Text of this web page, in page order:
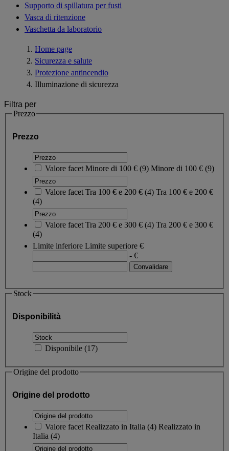
Supporto di spillatura per fusti
Vasca di ritenzione
Vaschetta da laboratorio
Home page
Sicurezza e salute
Protezione antincendio
Illuminazione di sicurezza
Filtra per
Prezzo
Prezzo
Valore facet Minore di 100 € (9) Minore di 100 € (9)
Valore facet Tra 100 € e 200 € (4) Tra 100 € e 200 €
(4)
Valore facet Tra 200 € e 300 € (4) Tra 200 € e 300 €
(4)
Limite inferiore Limite superiore €
- €
Stock
Disponibilità
Disponibile (17)
Origine del prodotto
Origine del prodotto
Valore facet Realizzato in Italia (4) Realizzato in
Italia (4)